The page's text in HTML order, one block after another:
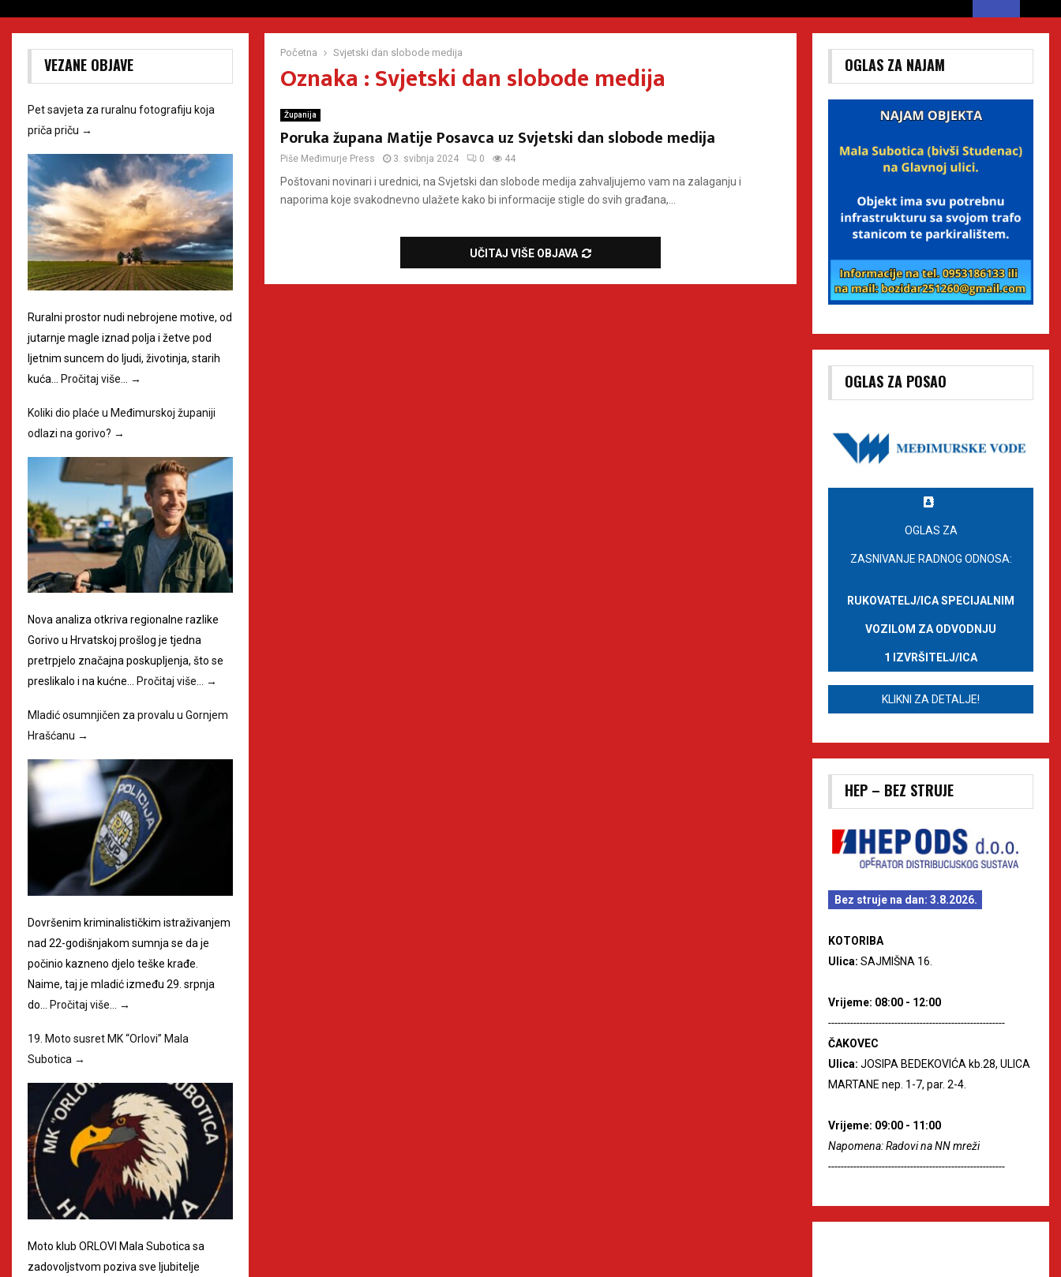
Početna Svjetski dan slobode medija
Oznaka : Svjetski dan slobode medija
Županija
Poruka župana Matije Posavca uz Svjetski dan slobode medija
Piše Međimurje Press 3. svibnja 2024 0 44
Poštovani novinari i urednici, na Svjetski dan slobode medija zahvaljujemo vam na zalaganju i
naporima koje svakodnevno ulažete kako bi informacije stigle do svih građana,...
UČITAJ VIŠE OBJAVA
VEZANE OBJAVE
Pet savjeta za ruralnu fotografiju koja
priča priču →
Ruralni prostor nudi nebrojene motive, od
jutarnje magle iznad polja i žetve pod
ljetnim suncem do ljudi, životinja, starih
kuća…
Pročitaj više… →
Koliki dio plaće u Međimurskoj županiji
odlazi na gorivo? →
Nova analiza otkriva regionalne razlike
Gorivo u Hrvatskoj prošlog je tjedna
pretrpjelo značajna poskupljenja, što se
preslikalo i na kućne… Pročitaj više… →
Mladić osumnjičen za provalu u Gornjem
Hrašćanu →
Dovršenim kriminalističkim istraživanjem
nad 22-godišnjakom sumnja se da je
počinio kazneno djelo teške krađe.
Naime, taj je mladić između 29. srpnja
do…
Pročitaj više… →
19. Moto susret MK “Orlovi” Mala
Subotica →
Moto klub ORLOVI Mala Subotica sa
zadovoljstvom poziva sve ljubitelje
OGLAS ZA NAJAM
OGLAS ZA POSAO
OGLAS ZA
ZASNIVANJE RADNOG ODNOSA:
RUKOVATELJ/ICA SPECIJALNIM
VOZILOM ZA ODVODNJU
1 IZVRŠITELJ/ICA
KLIKNI ZA DETALJE!
HEP – BEZ STRUJE
Bez struje na dan: 3.8.2026.
KOTORIBA
Ulica: SAJMIŠNA 16.
Vrijeme: 08:00 - 12:00
--------------------------------------------------------
ČAKOVEC
Ulica: JOSIPA BEDEKOVIĆA kb.28, ULICA
MARTANE nep. 1-7, par. 2-4.
Vrijeme: 09:00 - 11:00
Napomena: Radovi na NN mreži
--------------------------------------------------------